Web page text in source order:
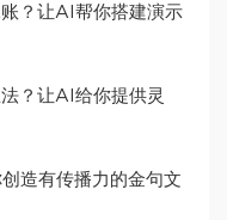
？让AI帮你搭建演示
？让AI给你提供灵
造有传播力的金句文